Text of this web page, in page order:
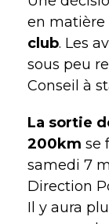
en matière
club. Les
sous peu
Conseil à
La sortie
200km se
samedi 7
Direction
Il y aura